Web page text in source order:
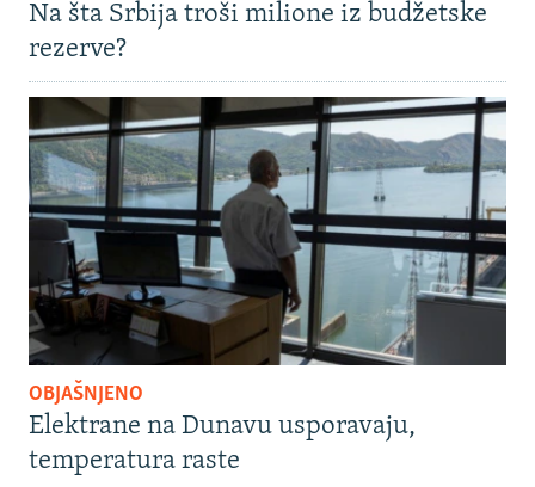
Na šta Srbija troši milione iz budžetske
rezerve?
OBJAŠNJENO
Elektrane na Dunavu usporavaju,
temperatura raste